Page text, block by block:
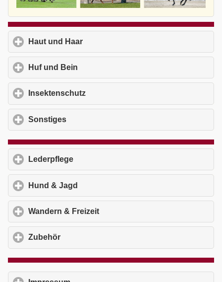
Haut und Haar
Huf und Bein
Insektenschutz
Sonstiges
Lederpflege
Hund & Jagd
Wandern & Freizeit
Zubehör